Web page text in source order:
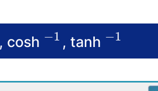
, cosh −1
−1 , tanh −1
−1